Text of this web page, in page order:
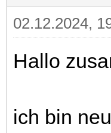
02.12.2024,
Hallo
ich bin